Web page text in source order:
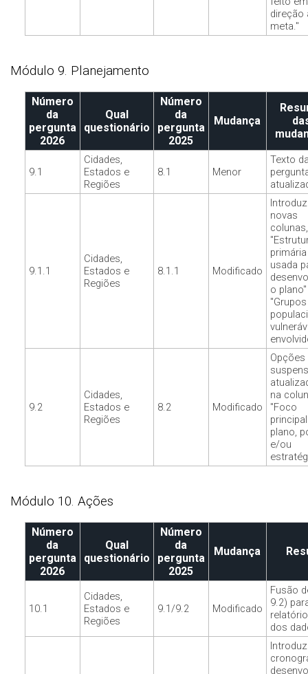
direção
meta."
Módulo 9. Planejamento
Número
da
pergunta
2026
Qual
questionário
Número
da
pergunta
2025
Mudança
9.1
Cidades,
Estados e
Regiões
8.1 Menor
Texto
9.1.1
Cidades,
Estados e
Regiões
8.1.1 Modificado
novas
colunas,
primária
usada
o
"Grupos
9.2
Cidades,
Estados e
Regiões
8.2 Modificado
Opções
na
"Foco
plano,
e/ou
Módulo 10. Ações
Número
da
pergunta
2026
Qual
questionário
Número
da
pergunta
2025
Mudança
10.1
Cidades,
Estados e
Regiões
9.1/9.2 Modificado
Fusão
9.2)
dos